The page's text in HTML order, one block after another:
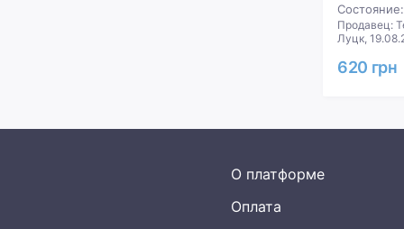
Состояние:
Продавец:
Луцк,
620 грн
О платформе
Оплата